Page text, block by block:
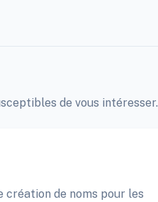
de vous intéresser.
de noms pour les